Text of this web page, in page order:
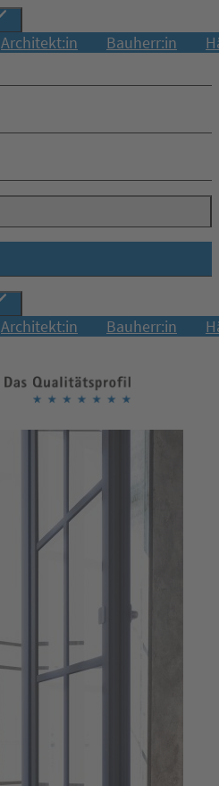
Architekt:in Bauherr:in
Architekt:in Bauherr:in